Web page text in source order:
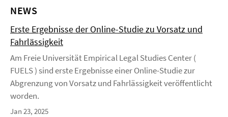
NEWS
Erste Ergebnisse der Online-Studie zu Vorsatz und
Fahrlässigkeit
Am Freie Universität Empirical Legal Studies Center (
FUELS ) sind erste Ergebnisse einer Online-Studie zur
Abgrenzung von Vorsatz und Fahrlässigkeit veröffentlicht
worden.
Jan 23, 2025